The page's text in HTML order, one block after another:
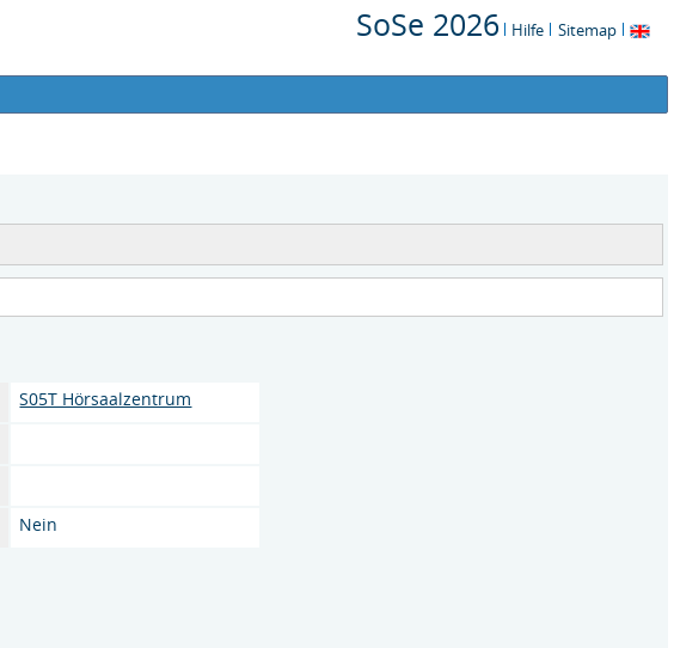
SoSe 2026 Hilfe Sitemap
S05T Hörsaalzentrum
Nein